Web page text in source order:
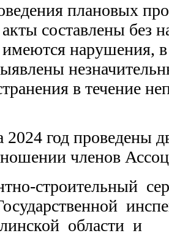
плановых
акты составлены без
имеются нарушения,
в течение
2024 год проведены
членов
строительный
области и